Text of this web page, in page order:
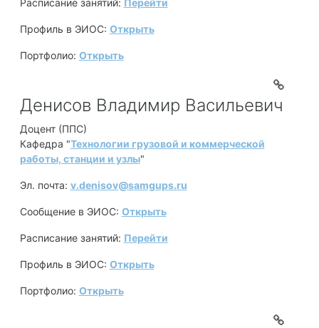
Расписание занятий: Перейти
Профиль в ЭИОС: Открыть
Портфолио: Открыть
Денисов Владимир Васильевич
Доцент (ППС)
Кафедра "Технологии грузовой и коммерческой
работы, станции и узлы"
Эл. почта: v.denisov@samgups.ru
Сообщение в ЭИОС: Открыть
Расписание занятий: Перейти
Профиль в ЭИОС: Открыть
Портфолио: Открыть